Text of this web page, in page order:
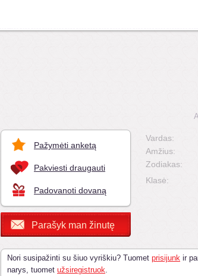
Pažymėti anketą
Pakviesti draugauti
Padovanoti dovaną
Parašyk man žinutę
Vardas:
Amžius:
Zodiakas:
Klasė:
Nori susipažinti su šiuo vyriškiu? Tuomet prisijunk ir
narys, tuomet užsiregistruok.